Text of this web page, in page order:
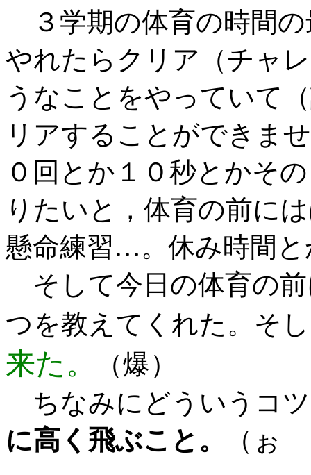
３学期の体育の時間の
やれたらクリア（チャ
うなことをやっていて
リアすることができま
０回とか１０秒とかそ
りたいと，体育の前に
懸命練習…。休み時間
そして今日の体育の
つを教えてくれた。そ
来た。
（爆）
ちなみにどういうコ
に高く飛ぶこと。
（ぉ